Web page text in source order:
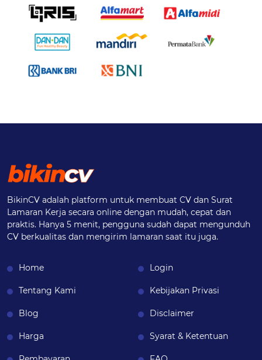
BikinCV adalah platform untuk membuat CV dan Surat
Lamaran Kerja secara online dengan mudah, cepat dan
praktis. Hanya 5 menit, pengguna sudah dapat mengunduh
CV berkualitas dan mengirim lamaran saat itu juga.
Home
Tentang Kami
Blog
Harga
Login
Kebijakan Privasi
Disclaimer
Syarat & Ketentuan